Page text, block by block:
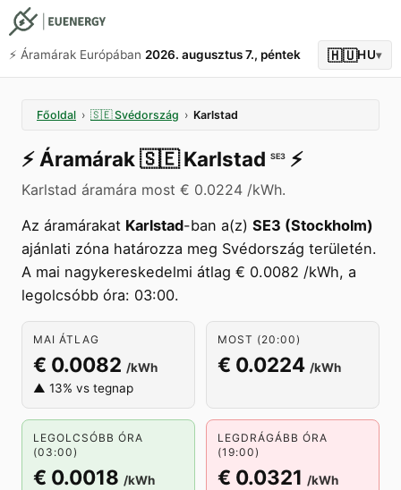
⚡️ Áramárak Európában 2026. augusztus 7., péntek 🇭🇺HU▾
Főoldal › 🇸🇪 Svédország › Karlstad
⚡️ Áramárak🇸🇪 Karlstad SE3 ⚡️
Karlstad áramára most € 0.0224 /kWh.
Az áramárakat Karlstad-ban a(z) SE3 (Stockholm)
ajánlati zóna határozza meg Svédország területén.
A mai nagykereskedelmi átlag € 0.0082 /kWh, a
legolcsóbb óra: 03:00.
MAI ÁTLAG
€ 0.0082 /kWh
▲ 13% vs tegnap
MOST (20:00)
€ 0.0224 /kWh
LEGOLCSÓBB ÓRA
(03:00)
€ 0.0018 /kWh
LEGDRÁGÁBB ÓRA
(19:00)
€ 0.0321 /kWh